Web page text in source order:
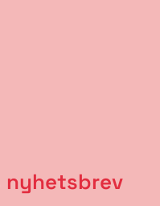
nyhetsbrev